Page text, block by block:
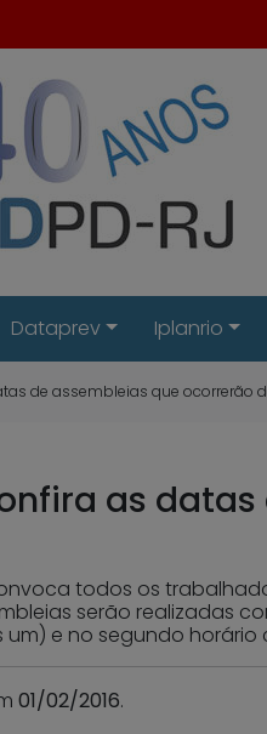
Dataprev Iplanrio
de assembleias que ocorrerão
as
todos os
serão realizadas
e no segundo horário
01/02/2016.